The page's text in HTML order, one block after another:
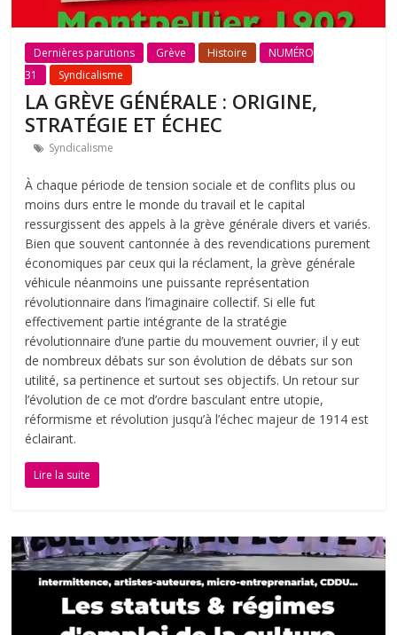
Dernières parutions Grève Histoire
NUMÉRO
31
Syndicalisme
LA GRÈVE GÉNÉRALE : ORIGINE,
STRATÉGIE ET ÉCHEC
Syndicalisme
À chaque période de tension sociale et de conflits plus ou
moins durs entre le monde du travail et le capital
ressurgissent des appels à la grève générale divers et variés.
Bien que souvent cantonnée à des revendications purement
économiques par ceux qui la réclament, la grève générale
véhicule néanmoins une puissante représentation
révolutionnaire dans l’imaginaire collectif. Si elle fut
effectivement partie intégrante de la stratégie
révolutionnaire d’une partie du mouvement ouvrier, il y eut
de nombreux débats sur son évolution de débats sur son
utilité, sa pertinence et surtout ses objectifs. Un retour sur
l’évolution de ce mot d’ordre basculant entre utopie,
réformisme et révolution jusqu’à l’échec majeur de 1914 est
éclairant.
Lire la suite